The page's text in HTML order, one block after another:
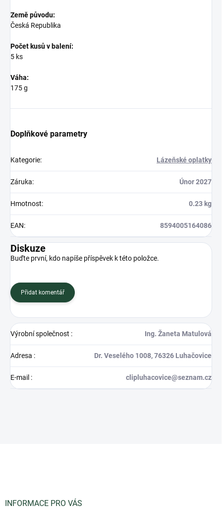
Země původu:
Česká Republika
Počet kusů v balení:
5 ks
Váha:
175 g
Doplňkové parametry
Kategorie: Lázeňské oplatky
Záruka: Únor 2027
Hmotnost: 0.23 kg
EAN: 8594005164086
Diskuze
Buďte první, kdo napíše příspěvek k této položce.
Přidat komentář
Výrobní společnost : Ing. Žaneta Matulová
Adresa : Dr. Veselého 1008, 76326 Luhačovice
E-mail : clipluhacovice@seznam.cz
INFORMACE PRO VÁS